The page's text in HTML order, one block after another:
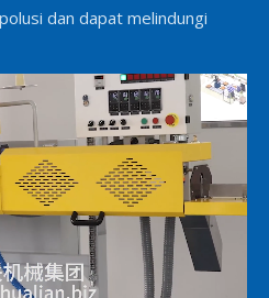
dan dapat melindungi